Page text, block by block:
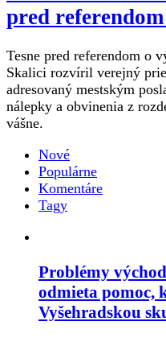
pred
Tesne pred referendom o
Skalici rozvíril verejný
adresovaný mestským
nálepky a obvinenia z
vášne.
Nové
Populárne
Komentáre
Tagy
Problémy
odmieta pomoc,
Vyšehradskou